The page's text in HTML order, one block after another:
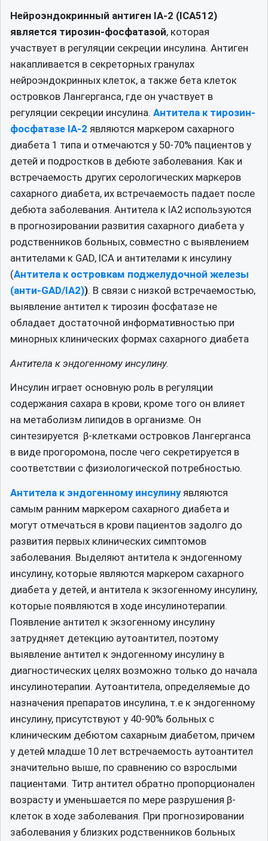
Нейроэндокринный антиген IA-2 (ICA512)
является тирозин-фосфатазой, которая
участвует в регуляции секреции инсулина. Антиген
накапливается в секреторных гранулах
нейроэндокринных клеток, а также бета клеток
островков Лангерганса, где он участвует в
регуляции секреции инсулина. Антитела к тирозин-
фосфатазе IA-2 являются маркером сахарного
диабета 1 типа и отмечаются у 50-70% пациентов у
детей и подростков в дебюте заболевания. Как и
встречаемость других серологических маркеров
сахарного диабета, их встречаемость падает после
дебюта заболевания. Антитела к IA2 используются
в прогнозировании развития сахарного диабета у
родственников больных, совместно с выявлением
антителами к GAD, ICA и антителами к инсулину
(Антитела к островкам поджелудочной железы
(анти-GAD/IA2)). В связи с низкой встречаемостью,
выявление антител к тирозин фосфатазе не
обладает достаточной информативностью при
минорных клинических формах сахарного диабета
Антитела к эндогенному инсулину.
Инсулин играет основную роль в регуляции
содержания сахара в крови, кроме того он влияет
на метаболизм липидов в организме. Он
синтезируется β-клетками островков Лангерганса
в виде прогоромона, после чего секретируется в
соответствии с физиологической потребностью.
Антитела к эндогенному инсулинуявляются
самым ранним маркером сахарного диабета и
могут отмечаться в крови пациентов задолго до
развития первых клинических симптомов
заболевания. Выделяют антитела к эндогенному
инсулину, которые являются маркером сахарного
диабета у детей, и антитела к экзогенному инсулину,
которые появляются в ходе инсулинотерапии.
Появление антител к экзогенному инсулину
затрудняет детекцию аутоантител, поэтому
выявление антител к эндогенному инсулину в
диагностических целях возможно только до начала
инсулинотерапии. Аутоантитела, определяемые до
назначения препаратов инсулина, т.е к эндогенному
инсулину, присутствуют у 40-90% больных с
клиническим дебютом сахарным диабетом, причем
у детей младше 10 лет встречаемость аутоантител
значительно выше, по сравнению со взрослыми
пациентами. Титр антител обратно пропорционален
возрасту и уменьшается по мере разрушения β-
клеток в ходе заболевания. При прогнозировании
заболевания у близких родственников больных